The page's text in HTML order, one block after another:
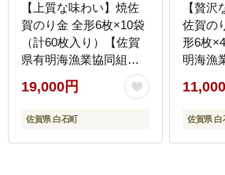
【上質な味わい】焼佐
賀のり金 全形6枚×10袋
（計60枚入り）【佐賀
県有明海漁業協同組合
白石支所】海苔
[IAE005]
19,000円
佐賀県 白石町
【贅
佐賀の
形6枚
明海漁
支所】
佐賀県 白